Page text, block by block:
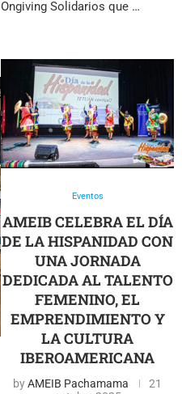
Ongiving Solidarios que …
Eventos
AMEIB CELEBRA EL DÍA
DE LA HISPANIDAD CON
UNA JORNADA
DEDICADA AL TALENTO
FEMENINO, EL
EMPRENDIMIENTO Y
LA CULTURA
IBEROAMERICANA
byAMEIB Pachamama
21